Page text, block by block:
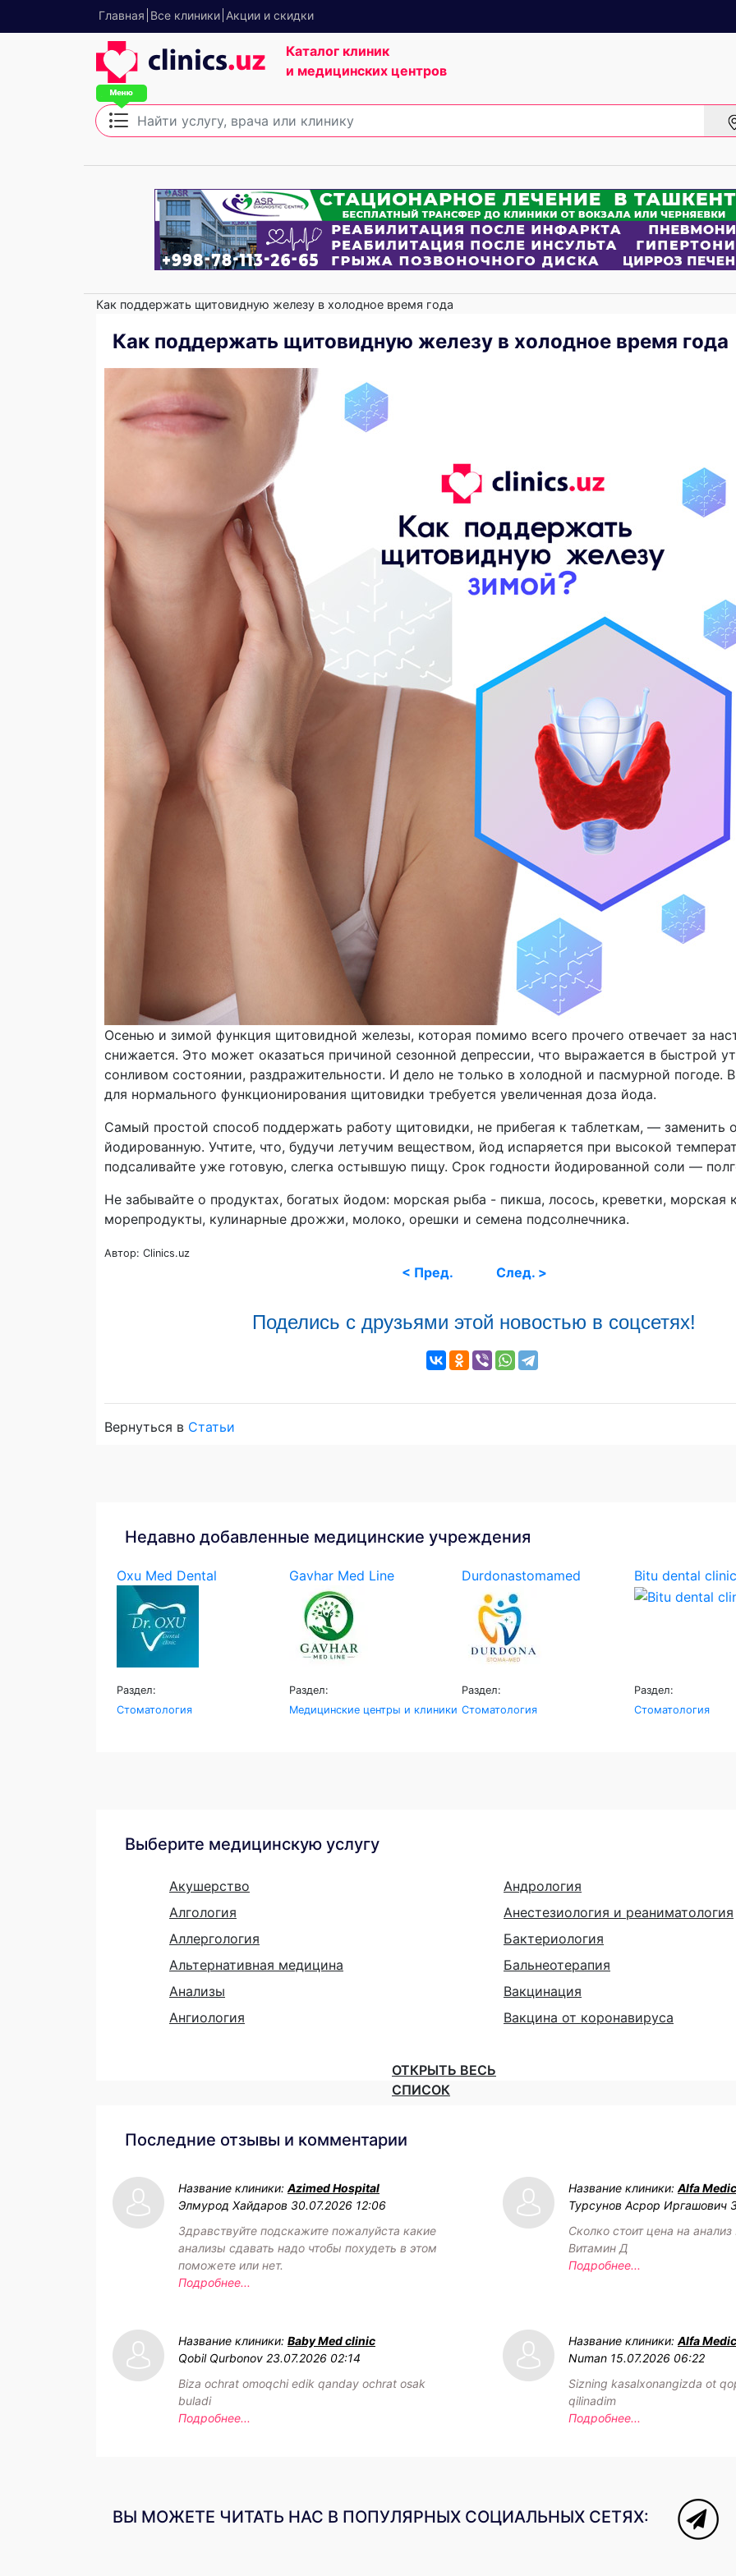
Главная Все клиники Акции и скидки
Каталог клиник
и медицинских центров
Как поддержать щитовидную железу в холодное время года
Как поддержать щитовидную железу в холодное время года
Осенью и зимой функция щитовидной железы, которая помимо всего прочего отвечает за
снижается. Это может оказаться причиной сезонной депрессии, что выражается в быстрой
сонливом состоянии, раздражительности. И дело не только в холодной и пасмурной погоде.
для нормального функционирования щитовидки требуется увеличенная доза йода.
Самый простой способ поддержать работу щитовидки, не прибегая к таблеткам, — заменить
йодированную. Учтите, что, будучи летучим веществом, йод испаряется при высокой
подсаливайте уже готовую, слегка остывшую пищу. Срок годности йодированной соли —
Не забывайте о продуктах, богатых йодом: морская рыба - пикша, лосось, креветки, морская
морепродукты, кулинарные дрожжи, молоко, орешки и семена подсолнечника.
Автор: Clinics.uz
< Пред. След. >
Поделись с друзьями этой новостью в соцсетях!
Вернуться в Статьи
Недавно добавленные медицинские учреждения
Oxu Med Dental
Раздел:
Стоматология
Gavhar Med Line
Раздел:
Медицинские центры и клиники
Durdonastomamed
Раздел:
Стоматология
Bitu dental clinic
Раздел:
Стоматология
Выберите медицинскую услугу
Акушерство
Алгология
Аллергология
Альтернативная медицина
Анализы
Ангиология
Андрология
Анестезиология и реаниматология
Бактериология
Бальнеотерапия
Вакцинация
Вакцина от коронавируса
ОТКРЫТЬ ВЕСЬ
СПИСОК
Последние отзывы и комментарии
Название клиники: Azimed Hospital
Элмурод Хайдаров 30.07.2026 12:06
Здравствуйте подскажите пожалуйста какие
анализы сдавать надо чтобы похудеть в этом
поможете или нет.
Подробнее...
Название клиники: Alfa
Турсунов Асрор Иргашович
Сколко стоит цена на
Витамин Д
Подробнее...
Название клиники: Baby Med clinic
Qobil Qurbonov 23.07.2026 02:14
Biza ochrat omoqchi edik qanday ochrat osak
buladi
Подробнее...
Название клиники: Alfa
Numan 15.07.2026 06:22
Sizning kasalxonangizda ot
qilinadim
Подробнее...
ВЫ МОЖЕТЕ ЧИТАТЬ НАС В ПОПУЛЯРНЫХ СОЦИАЛЬНЫХ СЕТЯХ: